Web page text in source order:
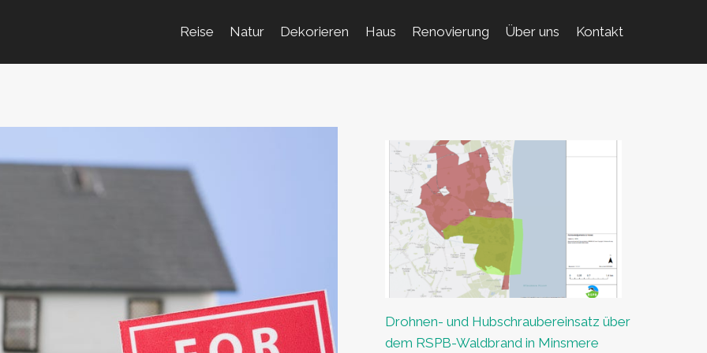
Reise Natur Dekorieren Haus Renovierung Über uns Kontakt
Drohnen- und Hubschraubereinsatz über
dem RSPB-Waldbrand in Minsmere